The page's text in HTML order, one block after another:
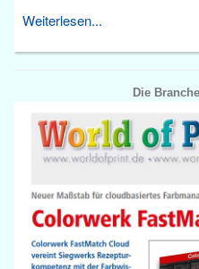
Weiterlesen...
Die